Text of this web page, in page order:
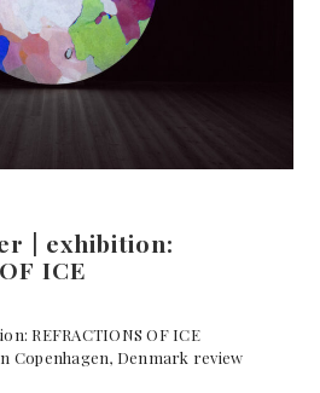
| exhibition:
ICE
REFRACTIONS OF ICE
Copenhagen, Denmark review